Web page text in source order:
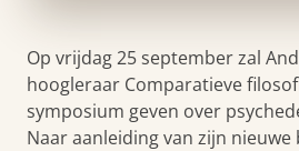
Op vrijdag 25 september zal
hoogleraar Comparatieve
symposium geven over
Naar aanleiding van zijn nieuwe